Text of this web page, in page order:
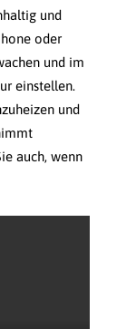
und
oder
und im
einstellen.
und
auch, wenn